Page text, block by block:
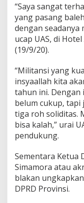
“Saya sangat
yang pasang
dengan seadanya
ucap UAS, di
(19/9/20).
“Militansi yang
insyaallah kita
tahun ini. Dengan
belum cukup,
tiga roh soliditas.
bisa kalah,” urai
pendukung.
Sementara Ketua
Simamora atau
blakan
DPRD Provinsi.